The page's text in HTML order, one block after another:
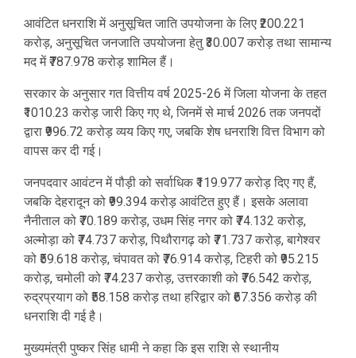
आवंटित धनराशि में अनुसूचित जाति उपयोजना के लिए ₹200.221
करोड़, अनुसूचित जनजाति उपयोजना हेतु ₹30.007 करोड़ तथा सामान्य
मद में ₹787.978 करोड़ शामिल हैं।
सरकार के अनुसार गत वित्तीय वर्ष 2025-26 में जिला योजना के तहत
₹1010.23 करोड़ जारी किए गए थे, जिनमें से मार्च 2026 तक जनपदों
द्वारा ₹996.72 करोड़ व्यय किए गए, जबकि शेष धनराशि वित्त विभाग को
वापस कर दी गई।
जनपदवार आवंटन में पौड़ी को सर्वाधिक ₹119.977 करोड़ दिए गए हैं,
जबकि देहरादून को ₹99.394 करोड़ आवंटित हुए हैं। इसके अलावा
नैनीताल को ₹70.189 करोड़, उधम सिंह नगर को ₹74.132 करोड़,
अल्मोड़ा को ₹74.737 करोड़, पिथौरागढ़ को ₹71.737 करोड़, बागेश्वर
को ₹59.618 करोड़, चंपावत को ₹76.914 करोड़, टिहरी को ₹95.215
करोड़, चमोली को ₹74.237 करोड़, उत्तरकाशी को ₹76.542 करोड़,
रुद्रप्रयाग को ₹58.158 करोड़ तथा हरिद्वार को ₹67.356 करोड़ की
धनराशि दी गई है।
मुख्यमंत्री पुष्कर सिंह धामी ने कहा कि इस राशि से स्थानीय